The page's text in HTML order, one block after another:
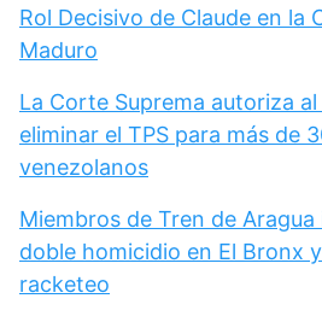
Rol Decisivo de Claude en la
Maduro
La Corte Suprema autoriza
eliminar el TPS para más de
venezolanos
Miembros de Tren de
doble homicidio en El Bronx
racketeo